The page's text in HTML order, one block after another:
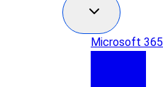
Microsoft 365